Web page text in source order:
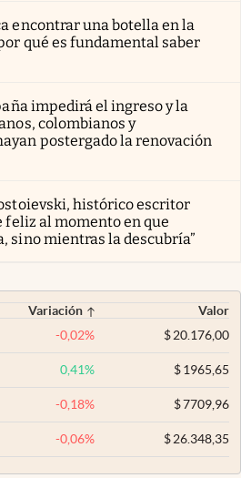
encontrar una botella en la
qué es fundamental saber
impedirá el ingreso y la
colombianos y
postergado la renovación
histórico escritor
feliz al momento en que
sino mientras la descubría”
Variación
Valor
-0,02% $20.176,00
0,41% $1965,65
-0,18% $7709,96
-0,06% $26.348,35